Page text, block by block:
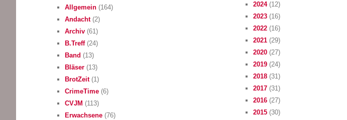
Allgemein (164)
Andacht(2)
Archiv (61)
B.Treff(24)
Band (13)
Bläser (13)
BrotZeit(1)
CrimeTime (6)
CVJM (113)
Erwachsene (76)
2024(12)
2023 (16)
2022 (16)
2021 (29)
2020 (27)
2019 (24)
2018 (31)
2017 (31)
2016 (27)
2015 (30)